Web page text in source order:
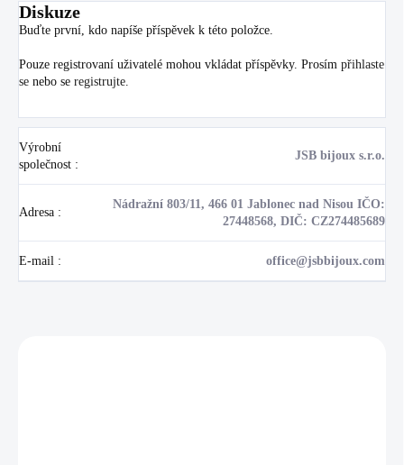
Diskuze
Buďte první, kdo napíše příspěvek k této položce.
Pouze registrovaní uživatelé mohou vkládat příspěvky. Prosím přihlaste
se nebo se registrujte
Výrobní
společnost :
JSB bijoux s.r.o.
Adresa :
Nádražní 803/11, 466 01 Jablonec nad Nisou IČO:
27448568, DIČ: CZ274485689
E-mail : office@jsbbijoux.com